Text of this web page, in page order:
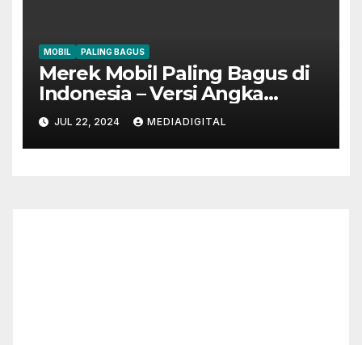
MOBIL PALING BAGUS
Merek Mobil Paling Bagus di
Indonesia – Versi Angka
Penjualan
JUL 22, 2024 MEDIADIGITAL